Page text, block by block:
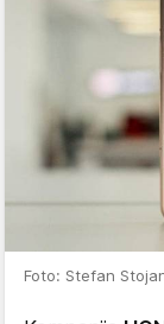
Foto: Stefan